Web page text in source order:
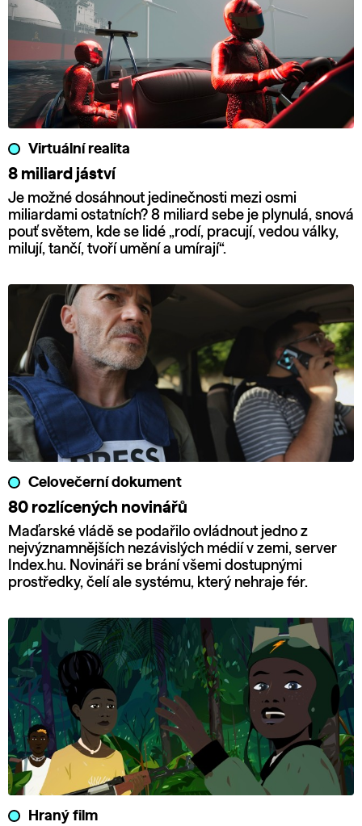
Virtuální realita
8 miliard jáství
Je možné dosáhnout jedinečnosti mezi osmi
miliardami ostatních? 8 miliard sebe je plynulá, snová
pouť světem, kde se lidé „rodí, pracují, vedou války,
milují, tančí, tvoří umění a umírají“.
Celovečerní dokument
80 rozlícených novinářů
Maďarské vládě se podařilo ovládnout jedno z
nejvýznamnějších nezávislých médií v zemi, server
Index.hu. Novináři se brání všemi dostupnými
prostředky, čelí ale systému, který nehraje fér.
Hraný film